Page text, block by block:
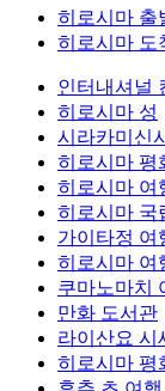
히로시마 출
히로시마 도
인터내셔널
히로시마 성
시라카미신
히로시마 평
히로시마 여
히로시마 국
가이타정 여
히로시마 여
쿠마노마치
만화 도서관
라이산요 시
히로시마 평